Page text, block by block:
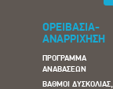
ΟΡΕΙΒΑΣΙΑ-
ΑΝΑΡΡΙΧΗΣΗ
ΠΡΟΓΡΑΜΜΑ
ΑΝΑΒΑΣΕΩΝ
ΒΑΘΜΟΙ ΔΥΣΚΟΛΙΑΣ,